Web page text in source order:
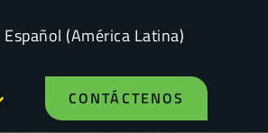
Español (América Latina)
CONTÁCTENOS